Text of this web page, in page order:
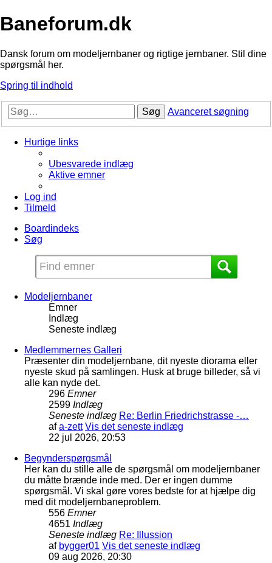
Baneforum.dk
Dansk forum om modeljernbaner og rigtige jernbaner. Stil dine
spørgsmål her.
Spring til indhold
Søg Avanceret søgning
Hurtige links
Ubesvarede indlæg
Aktive emner
Log ind
Tilmeld
Boardindeks
Søg
Modeljernbaner
Emner
Indlæg
Seneste indlæg
Medlemmernes Galleri
Præsenter din modeljernbane, dit nyeste diorama eller
nyeste skud på samlingen. Husk at bruge billeder, så vi
alle kan nyde det.
296 Emner
2599 Indlæg
Seneste indlæg Re: Berlin Friedrichstrasse -…
afa-zett Vis det seneste indlæg
22 jul 2026, 20:53
Begynderspørgsmål
Her kan du stille alle de spørgsmål om modeljernbaner
du måtte brænde inde med. Der er ingen dumme
spørgsmål. Vi skal gøre vores bedste for at hjælpe dig
med dit modeljernbaneproblem.
556 Emner
4651 Indlæg
Seneste indlæg Re: Illussion
af bygger01 Vis det seneste indlæg
09 aug 2026, 20:30